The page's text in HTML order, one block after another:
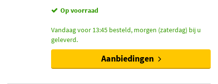
Op voorraad
Vandaag voor 13:45 besteld, morgen (zaterdag) bij u
geleverd.
Aanbiedingen